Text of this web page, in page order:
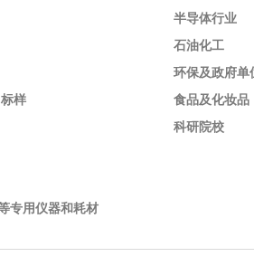
样
专用仪器和耗材
半导体行业
石油化工
环保及政府单
食品及化妆品
科研院校